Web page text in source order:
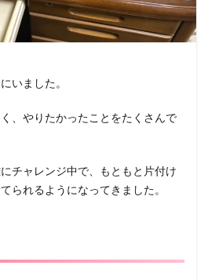
いました。
、やりたかったことをたくさんで
チャレンジ中で、もともと片付け
られるようになってきました。